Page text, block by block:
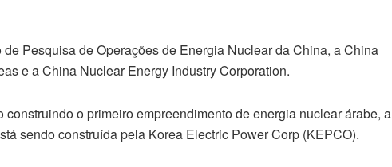
Pesquisa de Operações de Energia Nuclear da China, a China
e a China Nuclear Energy Industry Corporation.
o primeiro empreendimento de energia nuclear árabe, a
sendo construída pela Korea Electric Power Corp (KEPCO).